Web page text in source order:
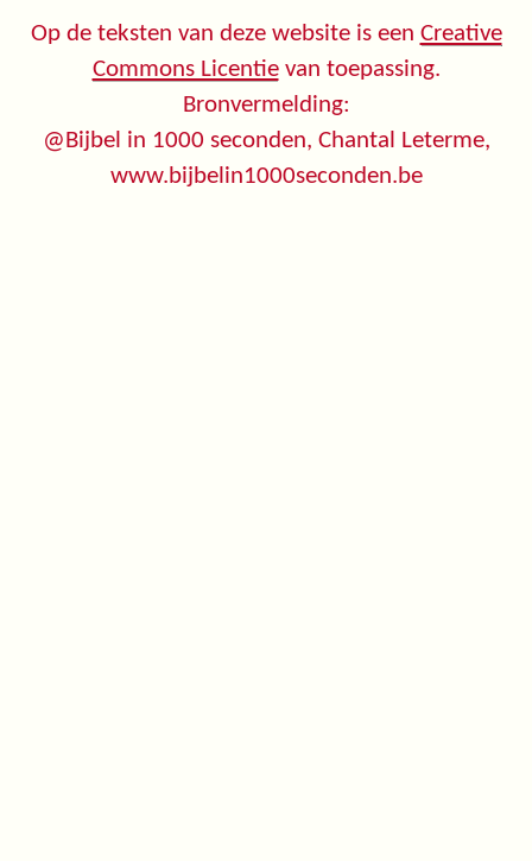
Op de teksten van deze website is een Creative
Commons Licentievan toepassing.
Bronvermelding:
@Bijbel in 1000 seconden, Chantal Leterme,
www.bijbelin1000seconden.be